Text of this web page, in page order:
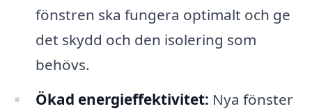
fönstren ska fungera optimalt och ge
det skydd och den isolering som
behövs.
Ökad energieffektivitet: Nya fönster